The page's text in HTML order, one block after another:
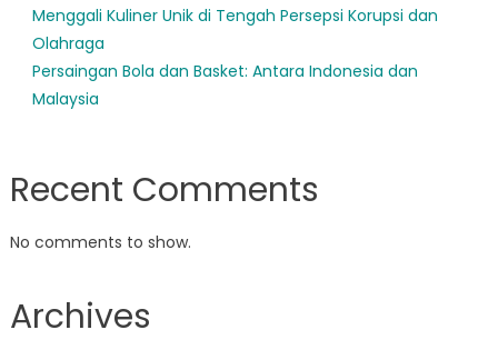
Menggali Kuliner Unik di Tengah Persepsi Korupsi dan
Olahraga
Persaingan Bola dan Basket: Antara Indonesia dan
Malaysia
Recent Comments
No comments to show.
Archives